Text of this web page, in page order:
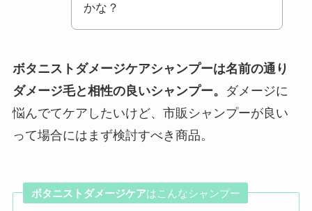
かな？
ボタニストダメージケアシャンプーは名前の通り
ダメージ毛と相性の良いシャンプー。
ダメージに
悩んでてケアしたいけど、市販シャンプーが良い
って場合にはまず検討すべき商品。
ボタニストダメージケアはこんなシャンプー